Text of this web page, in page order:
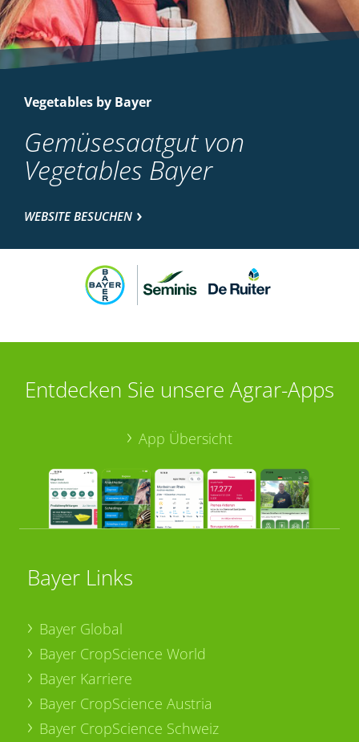
Vegetables by Bayer
Gemüsesaatgut von
Vegetables Bayer
WEBSITE BESUCHEN
Entdecken Sie unsere Agrar-Apps
App Übersicht
Bayer Links
Bayer Global
Bayer CropScience World
Bayer Karriere
Bayer CropScience Austria
Bayer CropScience Schweiz